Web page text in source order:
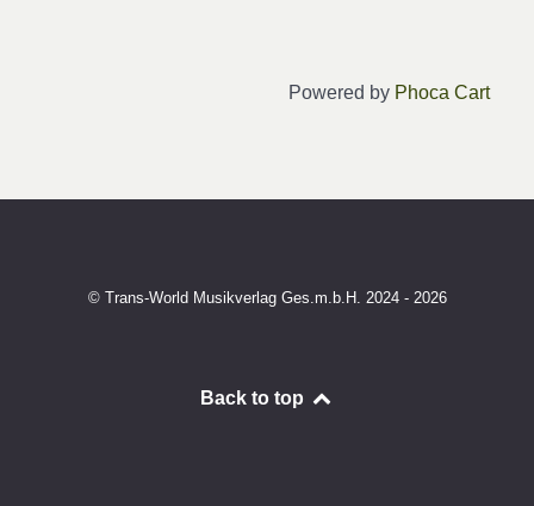
Powered by Phoca Cart
© Trans-World Musikverlag Ges.m.b.H. 2024 - 2026
Back to top